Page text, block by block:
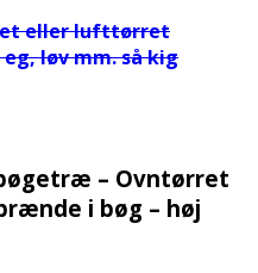
eller lufttørret
løv mm. så kig
– Ovntørret
i bøg – høj